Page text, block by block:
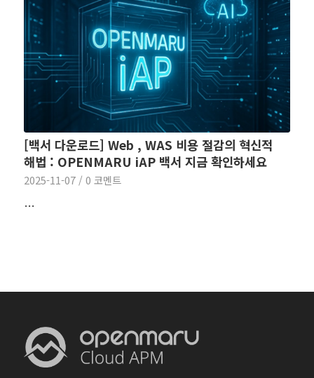
[백서 다운로드] Web , WAS 비용 절감의 혁신적
해법 : OPENMARU iAP 백서 지금 확인하세요
2025-11-07 / 0 코멘트
…